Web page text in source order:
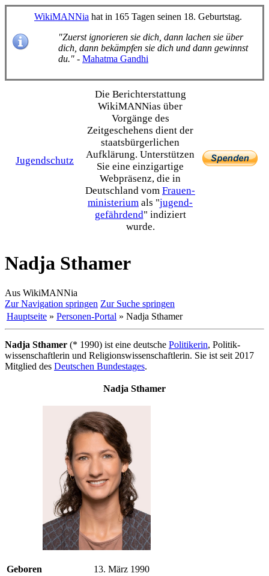
WikiMANNia hat in 165 Tagen seinen 18. Geburtstag.
"Zuerst ignorieren sie dich, dann lachen sie über
dich, dann bekämpfen sie dich und dann gewinnst
du." - Mahatma Gandhi
Jugendschutz
Die Bericht­erstattung
WikiMANNias über
Vorgänge des
Zeitgeschehens dient der
staats­bürgerlichen
Aufklärung. Unterstützen
Sie eine einzig­artige
Webpräsenz, die in
Deutschland vom Frauen­
ministerium als "jugend­
gefährdend" indiziert
wurde.
Nadja Sthamer
Aus WikiMANNia
Zur Navigation springen Zur Suche springen
Hauptseite » Personen-Portal » Nadja Sthamer
Nadja Sthamer (* 1990) ist eine deutsche Politikerin, Politik­
wissenschaftlerin und Religions­wissenschaftlerin. Sie ist seit 2017
Mitglied des Deutschen Bundestages.
Nadja Sthamer
Geboren
13. März 1990